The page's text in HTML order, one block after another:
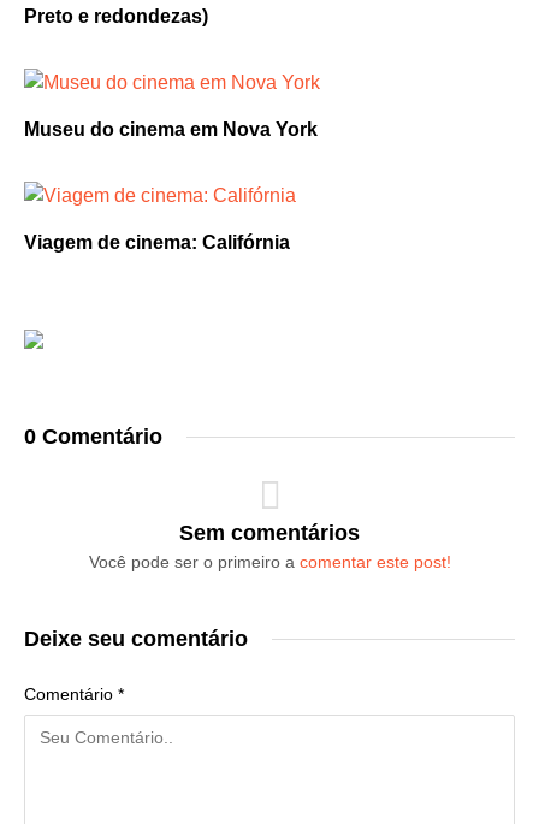
Preto e redondezas)
Museu do cinema em Nova York
Viagem de cinema: Califórnia
0 Comentário
Sem comentários
Você pode ser o primeiro a comentar este post!
Deixe seu comentário
Comentário *